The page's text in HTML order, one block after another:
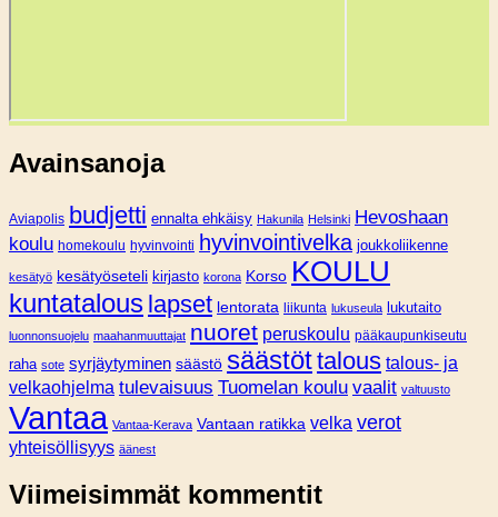
Avainsanoja
Aviapolis budjetti ennalta ehkäisy Hakunila Helsinki Hevoshaan
koulu homekoulu hyvinvointi hyvinvointivelka joukkoliikenne
kesätyö kesätyöseteli kirjasto korona Korso KOULU
kuntatalous lapset lentorata liikunta lukuseula lukutaito
luonnonsuojelu maahanmuuttajat nuoret peruskoulu pääkaupunkiseutu
raha sote syrjäytyminen säästö säästöttalous talous- ja
velkaohjelma tulevaisuus Tuomelan koulu vaalit valtuusto
Vantaa Vantaa-Kerava Vantaan ratikka velka verot
yhteisöllisyys äänest
Viimeisimmät kommentit